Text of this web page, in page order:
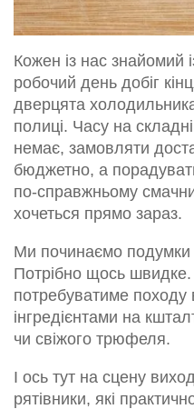
Кожен із нас знайомий
робочий день добіг
дверцята
полиці. Часу на
немає, замовляти
бюджетно, а
по-справжньому
хочеться прямо зараз.
Ми починаємо подумки
Потрібно щось
потребуватиме походу
інгредієнтами на
чи свіжого трюфеля.
І ось тут на сцену
рятівники, які